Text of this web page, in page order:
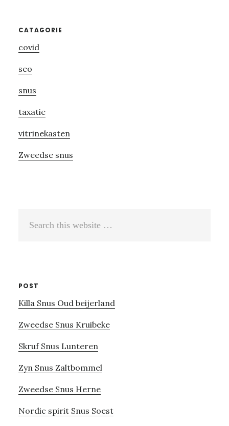
Primary
Sidebar
CATAGORIE
covid
seo
snus
taxatie
vitrinekasten
Zweedse snus
POST
Killa Snus Oud beijerland
Zweedse Snus Kruibeke
Skruf Snus Lunteren
Zyn Snus Zaltbommel
Zweedse Snus Herne
Nordic spirit Snus Soest